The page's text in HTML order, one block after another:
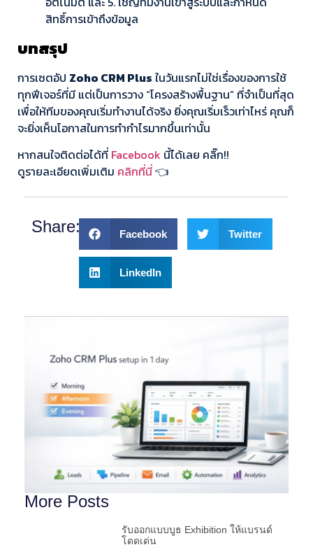
สิทธิ์การเข้าถึงข้อมูล
บทสรุป
การเซตอัป Zoho CRM Plus ในวันแรกไม่ใช่เรื่องของการใช้
ทุกฟีเจอร์ที่มี แต่เป็นการวาง “โครงสร้างพื้นฐาน” ที่จำเป็นที่สุด
เพื่อให้ทีมของคุณเริ่มทำงานได้จริง ยิ่งคุณเริ่มเร็วเท่าไหร่ คุณก็
จะยิ่งเห็นโอกาสในการทำกำไรมากขึ้นเท่านั้น
หากสนใจติดต่อได้ที่ Facebook นี้ได้เลย คลิ๊ก!!
ดูรายละเอียดเพิ่มเติม คลิกที่นี่👈
Share: Facebook Twitter
LinkedIn
More Posts
รับออกแบบบูธ Exhibition ให้แบรนด์
โดดเด่น